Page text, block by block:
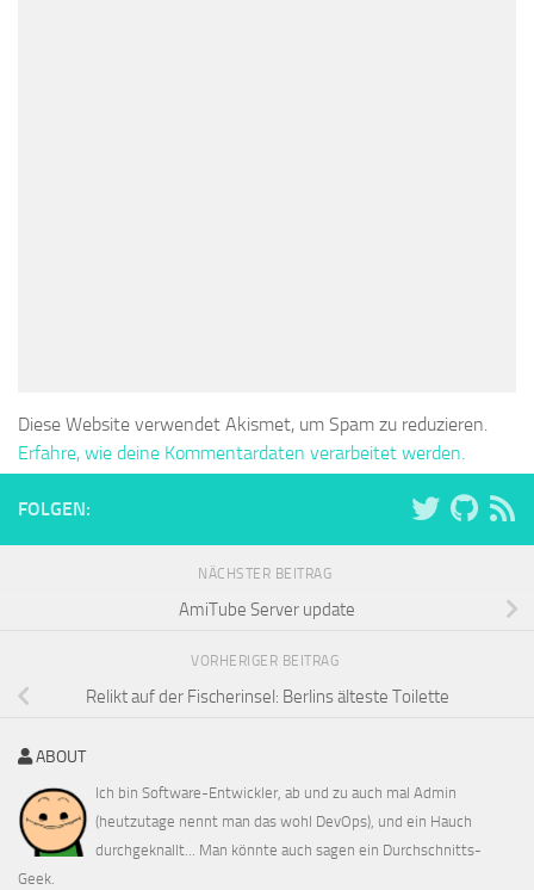
Diese Website verwendet Akismet, um Spam zu reduzieren.
Erfahre, wie deine Kommentardaten verarbeitet werden.
FOLGEN:
NÄCHSTER BEITRAG
AmiTube Server update
VORHERIGER BEITRAG
Relikt auf der Fischerinsel: Berlins älteste Toilette
ABOUT
Ich bin Software-Entwickler, ab und zu auch mal Admin
(heutzutage nennt man das wohl DevOps), und ein Hauch
durchgeknallt... Man könnte auch sagen ein Durchschnitts-
Geek.